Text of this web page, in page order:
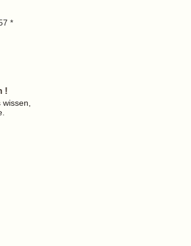
*
!